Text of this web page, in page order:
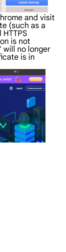
and visit
(such as a
is not
no longer
is in